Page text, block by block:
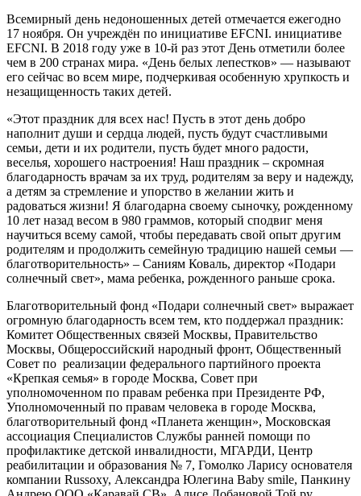
Всемирный день недоношенных детей отмечается ежегодно
17 ноября. Он учреждён по инициативе EFCNI. инициативе
EFCNI. В 2018 году уже в 10-й раз этот День отметили более
чем в 200 странах мира. «День белых лепестков» — называют
его сейчас во всем мире, подчеркивая особенную хрупкость и
незащищенность таких детей.
«Этот праздник для всех нас! Пусть в этот день добро
наполнит души и сердца людей, пусть будут счастливыми
семьи, дети и их родители, пусть будет много радости,
веселья, хорошего настроения! Наш праздник – скромная
благодарность врачам за их труд, родителям за веру и надежду,
а детям за стремление и упорство в желании жить и
радоваться жизни! Я благодарна своему сыночку, рожденному
10 лет назад весом в 980 граммов, который сподвиг меня
научиться всему самой, чтобы передавать свой опыт другим
родителям и продолжить семейную традицию нашей семьи —
благотворительность» – Саниям Коваль, директор «Подари
солнечный свет», мама ребенка, рожденного раньше срока.
Благотворительный фонд «Подари солнечный свет» выражает
огромную благодарность всем тем, кто поддержал праздник:
Комитет Общественных связей Москвы, Правительство
Москвы, Общероссийский народный фронт, Общественный
Совет по реализации федерального партийного проекта
«Крепкая семья» в городе Москва, Совет при
уполномоченном по правам ребенка при Президенте РФ,
Уполномоченный по правам человека в городе Москва,
благотворительный фонд «Планета женщин», Московская
ассоциация Специалистов Службы ранней помощи по
профилактике детской инвалидности, МГАРДИ, Центр
реабилитации и образования № 7, Гомолко Ларису основателя
компании Russoxy, Александра Юлегина Baby smile, Панкину